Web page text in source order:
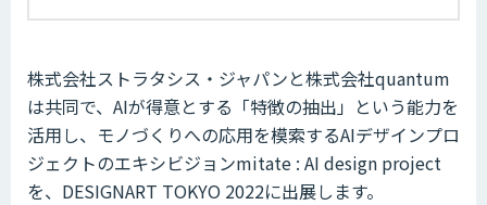
株式会社ストラタシス・ジャパンと株式会社quantum
は共同で、AIが得意とする「特徴の抽出」という能力を
活用し、モノづくりへの応用を模索するAIデザインプロ
ジェクトのエキシビジョンmitate : AI design project
を、DESIGNART TOKYO 2022に出展します。